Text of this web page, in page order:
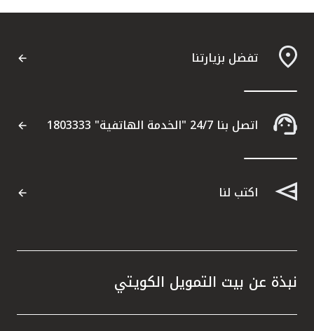
تفضل بزيارتنا
اتصل بنا 24/7 "الخدمة الهاتفية" 1803333
اكتب لنا
نبذة عن بيت التمويل الكويتي